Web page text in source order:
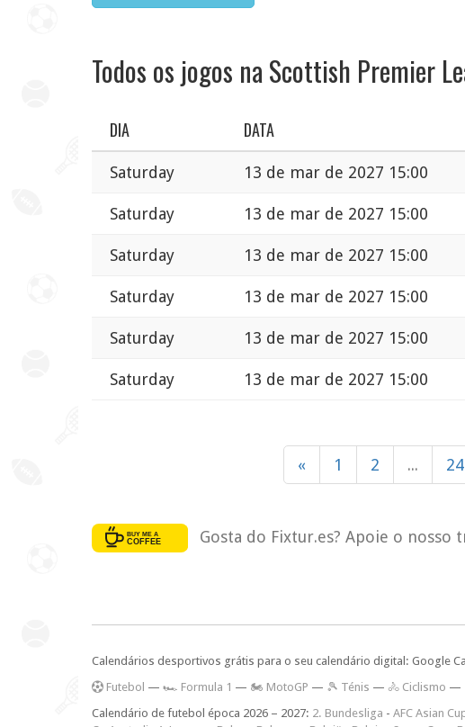
Todos os jogos na Scottish Premier
DIA DATA
Saturday 13 de mar de 2027 15:00
Saturday 13 de mar de 2027 15:00
Saturday 13 de mar de 2027 15:00
Saturday 13 de mar de 2027 15:00
Saturday 13 de mar de 2027 15:00
Saturday 13 de mar de 2027 15:00
« 1 2 ... 24
Gosta do Fixtur.es? Apoie o nosso
Calendários desportivos grátis para o seu calendário digital: Google
Futebol — 🏎️ Formula 1 — 🏍 MotoGP — 🎾 Ténis — 🚴 Ciclismo —
Calendário de futebol época 2026 – 2027: 2. Bundesliga - AFC Asian